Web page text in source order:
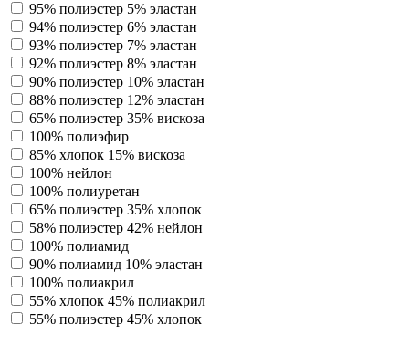
95% полиэстер 5% эластан
94% полиэстер 6% эластан
93% полиэстер 7% эластан
92% полиэстер 8% эластан
90% полиэстер 10% эластан
88% полиэстер 12% эластан
65% полиэстер 35% вискоза
100% полиэфир
85% хлопок 15% вискоза
100% нейлон
100% полиуретан
65% полиэстер 35% хлопок
58% полиэстер 42% нейлон
100% полиамид
90% полиамид 10% эластан
100% полиакрил
55% хлопок 45% полиакрил
55% полиэстер 45% хлопок